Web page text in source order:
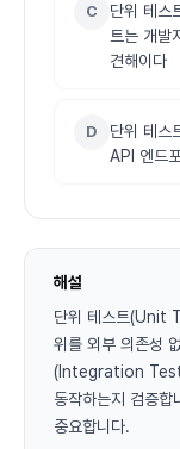
C
단위 테스
트는 개발
견해이다
D
단위 테스
API 엔드
해설
단위 테스트(Unit
위를 외부 의존성
(Integration Test)
동작하는지 검증합
중요합니다.